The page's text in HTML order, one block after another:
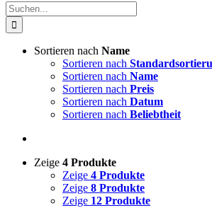
Suche
nach:
Sortieren nach Name
Sortieren nach
Sortieren nach Name
Sortieren nach Preis
Sortieren nach Datum
Sortieren nach Beliebtheit
Zeige 4 Produkte
Zeige 4 Produkte
Zeige 8 Produkte
Zeige 12 Produkte